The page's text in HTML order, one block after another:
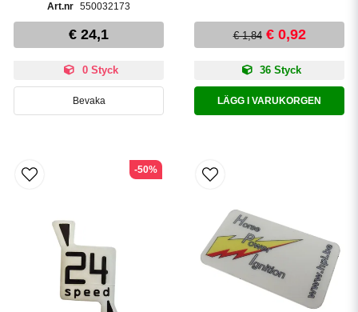
550032173
€ 24,1
0 Styck
Bevaka
€ 1,84 € 0,92
36 Styck
LÄGG I VARUKORGEN
-50%